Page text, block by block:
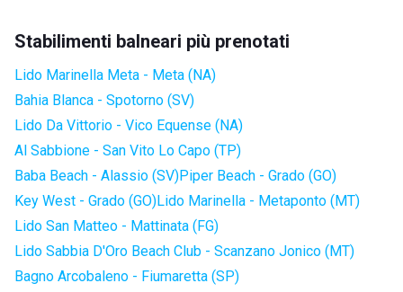
Stabilimenti balneari più prenotati
Lido Marinella Meta - Meta (NA)
Bahia Blanca - Spotorno (SV)
Lido Da Vittorio - Vico Equense (NA)
Al Sabbione - San Vito Lo Capo (TP)
Baba Beach - Alassio (SV)Piper Beach - Grado (GO)
Key West - Grado (GO)Lido Marinella - Metaponto (MT)
Lido San Matteo - Mattinata (FG)
Lido Sabbia D'Oro Beach Club - Scanzano Jonico (MT)
Bagno Arcobaleno - Fiumaretta (SP)